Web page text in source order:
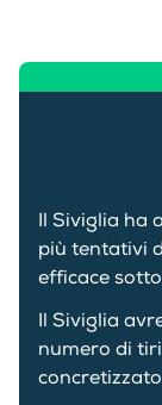
Il Siviglia ha
più tentativi
efficace
Il Siviglia
numero di tiri